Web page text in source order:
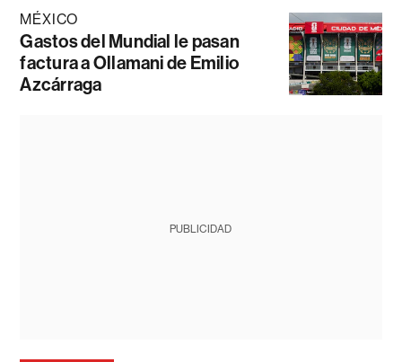
MÉXICO
Gastos del Mundial le pasan
factura a Ollamani de Emilio
Azcárraga
PUBLICIDAD